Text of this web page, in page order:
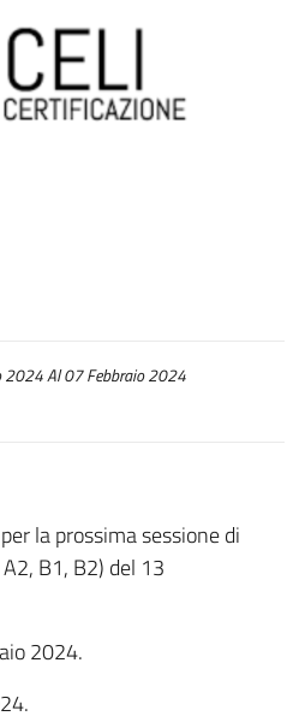
2024 Al 07 Febbraio 2024
la prossima sessione di
B1, B2) del 13
2024.